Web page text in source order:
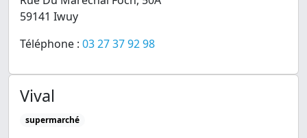
59141 Iwuy
Téléphone : 03 27 37 92 98
Vival
supermarché